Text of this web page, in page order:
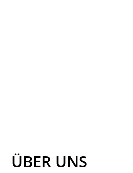
ÜBER UNS